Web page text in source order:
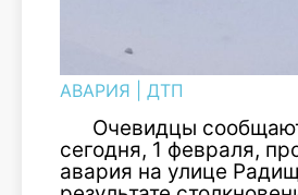
АВАРИЯ ДТП
Очевидцы
сегодня, 1 февраля,
авария на улице